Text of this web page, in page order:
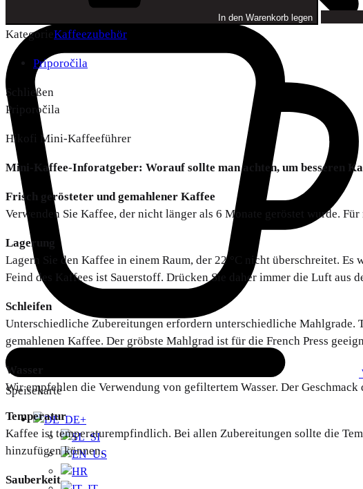
Speisekarte
+
In den Warenkorb legen
Kategorie Kaffeezubehör
Priporočila
Schließen
Priporočila
Hikofi Mini-Kaffeeführer
Mini-Kaffee-Inforatgeber: Worauf sollte man achten, um besseren
Frisch gerösteter und gemahlener Kaffee
Verwenden Sie Kaffee, der nicht länger als 6 Monate geröstet wurde.
Lagerung
Lagern Sie den Kaffee in einem Raum, der 22 °C nicht überschreitet.
Feind des Kaffees ist Sauerstoff. Drücken Sie daher immer die Luft aus
Schleifen
Unterschiedliche Zubereitungen erfordern unterschiedliche
gemahlenen Kaffee. Der gröbste Mahlgrad ist für die French Press
Wasser
Wir empfehlen die Verwendung von gefiltertem Wasser. Der
Temperatur
Kaffee ist temperaturempfindlich. Bei allen Zubereitungen sollte die
hinzufügen können.
Sauberkeit